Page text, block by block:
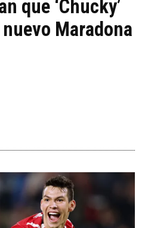
que ‘Chucky’
Maradona